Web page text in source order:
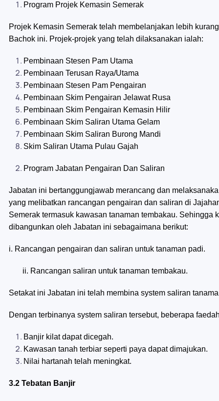
Program Projek Kemasin Semerak
Projek Kemasin Semerak telah membelanjakan lebih
Bachok ini. Projek-projek yang telah dilaksanakan ialah:
Pembinaan Stesen Pam Utama
Pembinaan Terusan Raya/Utama
Pembinaan Stesen Pam Pengairan
Pembinaan Skim Pengairan Jelawat Rusa
Pembinaan Skim Pengairan Kemasin Hilir
Pembinaan Skim Saliran Utama Gelam
Pembinaan Skim Saliran Burong Mandi
Skim Saliran Utama Pulau Gajah
Program Jabatan Pengairan Dan Saliran
Jabatan ini bertanggungjawab merancang dan
yang melibatkan rancangan pengairan dan saliran di
Semerak termasuk kawasan tanaman tembakau.
dibangunkan oleh Jabatan ini sebagaimana berikut:
i. Rancangan pengairan dan saliran untuk tanaman padi.
ii. Rancangan saliran untuk tanaman tembakau.
Setakat ini Jabatan ini telah membina system saliran
Dengan terbinanya system saliran tersebut, beberapa
Banjir kilat dapat dicegah.
Kawasan tanah terbiar seperti paya dapat dimajukan.
Nilai hartanah telah meningkat.
3.2 Tebatan Banjir